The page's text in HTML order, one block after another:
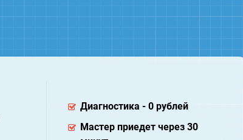
Диагностика - 0 рублей
Мастер приедет через 30